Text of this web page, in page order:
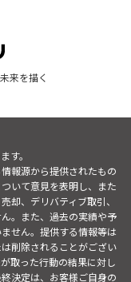
来を描く
す。
報源から提供されたもの
いて意見を表明し、また
却、デリバティブ取引、
。また、過去の実績や予
せん。提供する情報等は
削除されることがござい
取った行動の結果に対し
決定は、お客様ご自身の